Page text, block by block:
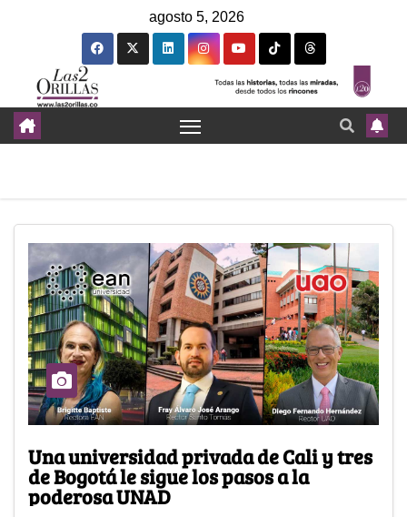
agosto 5, 2026
Una universidad privada de Cali y tres
de Bogotá le sigue los pasos a la
poderosa UNAD